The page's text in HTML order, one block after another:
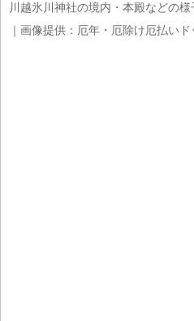
川越氷川神社の境内・本殿などの
｜画像提供：厄年・厄除け厄払いド